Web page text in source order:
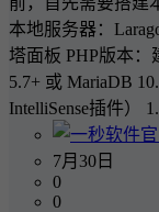
本地服务器：
塔面板 PHP版本：
5.7+ 或 MariaDB
IntelliSense插件）
7月30日
0
0